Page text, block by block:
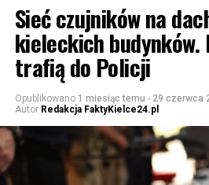
Sieć czujników na
kieleckich budynków.
trafią do Policji
Opublikowano 1 miesiąc temu - 29 czerwca
Autor Redakcja FaktyKielce24.pl